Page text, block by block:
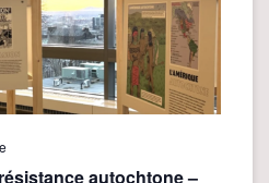
i
g
a
t
autochtone –